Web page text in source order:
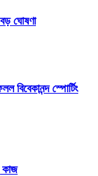
বড় ঘোষণা
স্পোর্টিং
কাজ